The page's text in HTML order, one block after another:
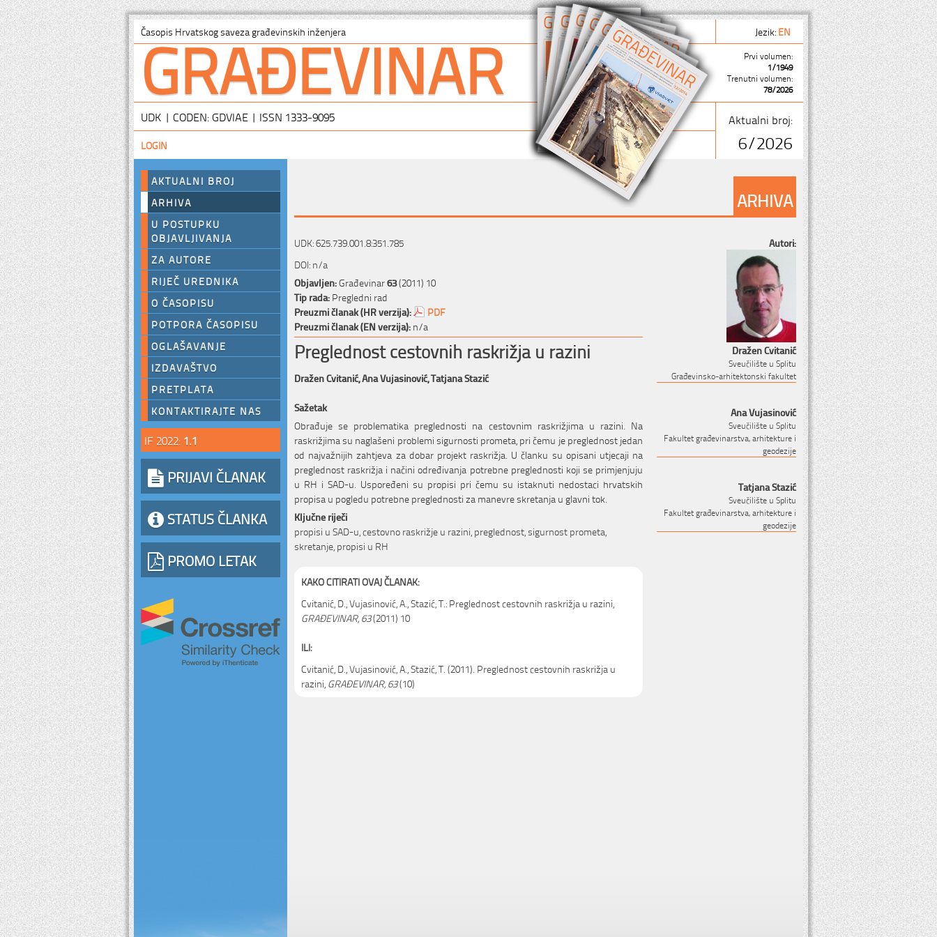
Časopis Hrvatskog saveza građevinskih inženjera Jezik:EN
GRAĐEVINAR
Prvi volumen:
1/1949
Trenutni volumen:
78/2026
UDK | CODEN: GDVIAE | ISSN 1333-9095 Aktualni broj:
6/2026
LOGIN
AKTUALNI BROJ
ARHIVA
U POSTUPKU
OBJAVLJIVANJA
ZA AUTORE
RIJEČ UREDNIKA
O ČASOPISU
POTPORA ČASOPISU
OGLAŠAVANJE
IZDAVAŠTVO
PRETPLATA
KONTAKTIRAJTE NAS
IF 2022: 1.1
PRIJAVI ČLANAK
STATUS ČLANKA
PROMO LETAK
ARHIVA
UDK: 625.739.001.8:351.785
DOI: n/a
Objavljen:Građevinar63(2011) 10
Tip rada:Pregledni rad
Preuzmi članak (HR verzija):
PDF
Preuzmi članak (EN verzija):n/a
Preglednost cestovnih raskrižja u razini
Dražen Cvitanić,Ana Vujasinović,Tatjana Stazić
Sažetak
Obrađuje se problematika preglednosti na cestovnim raskrižjima u razini. Na
raskrižjima su naglašeni problemi sigurnosti prometa, pri čemu je preglednost jedan
od najvažnijih zahtjeva za dobar projekt raskrižja. U članku su opisani utjecaji na
preglednost raskrižja i načini određivanja potrebne preglednosti koji se primjenjuju
u RH i SAD-u. Uspoređeni su propisi pri čemu su istaknuti nedostaci hrvatskih
propisa u pogledu potrebne preglednosti za manevre skretanja u glavni tok.
Ključne riječi
propisi u SAD-u, cestovno raskrižje u razini, preglednost, sigurnost prometa,
skretanje, propisi u RH
KAKO CITIRATI OVAJ ČLANAK:
Cvitanić, D., Vujasinović, A., Stazić, T.: Preglednost cestovnih raskrižja u razini,
GRAĐEVINAR, 63(2011) 10
ILI:
Cvitanić, D., Vujasinović, A., Stazić, T. (2011). Preglednost cestovnih raskrižja u
razini, GRAĐEVINAR, 63(10)
Autori:
Dražen Cvitanić
Sveučilište u Splitu
Građevinsko-arhitektonski fakultet
Ana Vujasinović
Sveučilište u Splitu
Fakultet građevinarstva, arhitekture i
geodezije
Tatjana Stazić
Sveučilište u Splitu
Fakultet građevinarstva, arhitekture i
geodezije